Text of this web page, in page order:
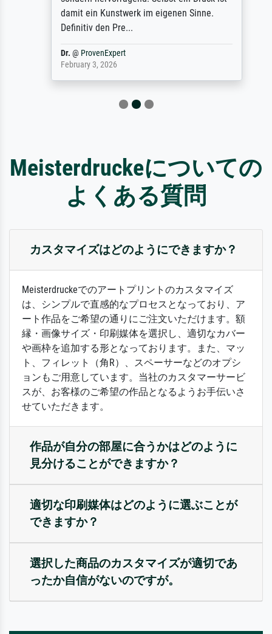
damit ein Kunstwerk im eigenen Sinne.
Definitiv den Pre...
@ ProvenExpert
February 3, 2026
Meisterdruckeについての
よくある質問
カスタマイズはどのようにできますか？
Meisterdruckeでのアートプリントのカスタマイズ
は、シンプルで直感的なプロセスとなっており、ア
ート作品をご希望の通りにご注文いただけます。額
縁・画像サイズ・印刷媒体を選択し、適切なカバー
や画枠を追加する形となっております。また、マッ
ト、フィレット（角R）、スペーサーなどのオプシ
ョンもご用意しています。当社のカスタマーサービ
スが、お客様のご希望の作品となるようお手伝いさ
せていただきます。
作品が自分の部屋に合うかはどのように
見分けることができますか？
適切な印刷媒体はどのように選ぶことが
できますか？
選択した商品のカスタマイズが適切であ
ったか自信がないのですが。